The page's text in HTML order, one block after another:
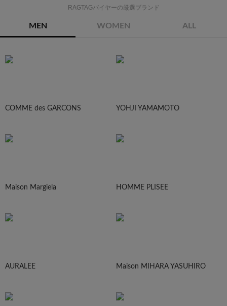
RAGTAGバイヤーの厳選ブランド
MEN WOMEN ALL
COMME des GARCONS YOHJI YAMAMOTO
Maison Margiela HOMME PLISEE
AURALEE Maison MIHARA YASUHIRO